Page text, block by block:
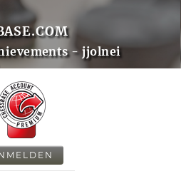
- jjolnei